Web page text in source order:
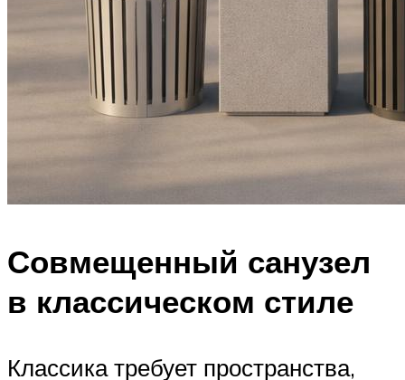
Совмещенный санузел
в классическом стиле
Классика требует пространства,